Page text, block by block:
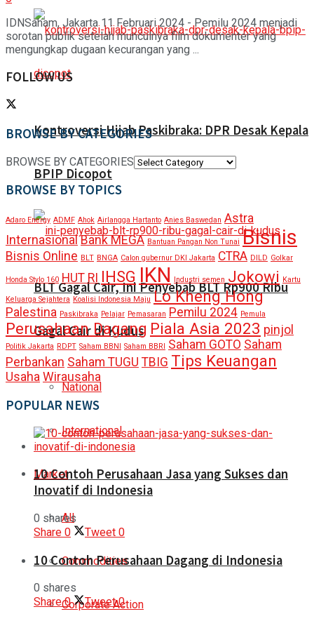
Kontroversi Hijab Paskibraka: DPR Desak Kepala
BPIP Dicopot
BLT Gagal Cair, Ini Penyebab BLT Rp900 Ribu
Gagal Cair di Kudus
National
International
Market
All
Commodities
Corporate Action
IDNSaham, Jakarta 11 Februari 2024 - Pemilu 2024 menjadi
sorotan publik setelah munculnya film dokumenter yang
mengungkap dugaan kecurangan yang ...
FOLLOW US
BROWSE BY CATEGORIES
BROWSE BY CATEGORIES
BROWSE BY TOPICS
Adaro Energy ADMF Ahok Airlangga Hartanto Anies Baswedan Astra
Internasional Bank MEGA Bantuan Pangan Non Tunai Bisnis
Bisnis Online BLT BNGA Calon gubernur DKI Jakarta CTRA DILD Golkar
Honda Stylo 160 HUT RI IHSG IKN Industri semen Jokowi Kartu
Keluarga Sejahtera Koalisi Indonesia Maju Lo Kheng Hong
Palestina Paskibraka Pelajar Pemasaran Pemilu 2024 Pemula
Perusahaan Dagang Piala Asia 2023 pinjol
Politik Jakarta RDPT Saham BBNI Saham BBRI Saham GOTO Saham
Perbankan Saham TUGU TBIG Tips Keuangan
Usaha Wirausaha
POPULAR NEWS
10 Contoh Perusahaan Jasa yang Sukses dan
Inovatif di Indonesia
0 shares
Share 0 Tweet 0
10 Contoh Perusahaan Dagang di Indonesia
0 shares
Share 0 Tweet 0